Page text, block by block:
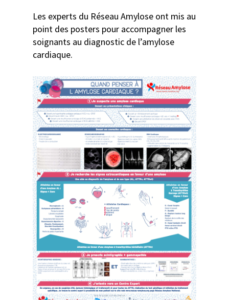
Les experts du Réseau Amylose ont mis au
point des posters pour accompagner les
soignants au diagnostic de l’amylose
cardiaque.